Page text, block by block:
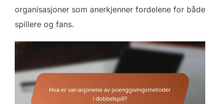
organisasjoner som anerkjenner fordelene for både
spillere og fans.